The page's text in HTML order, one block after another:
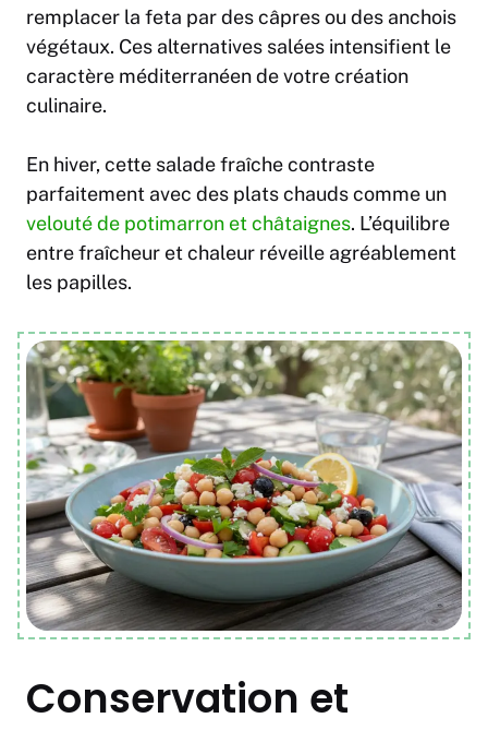
remplacer la feta par des câpres ou des anchois
végétaux. Ces alternatives salées intensifient le
caractère méditerranéen de votre création
culinaire.
En hiver, cette salade fraîche contraste
parfaitement avec des plats chauds comme un
velouté de potimarron et châtaignes. L’équilibre
entre fraîcheur et chaleur réveille agréablement
les papilles.
Conservation et